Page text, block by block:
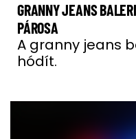
GRANNY JEANS
PÁROSA
A granny jeans
hódít.